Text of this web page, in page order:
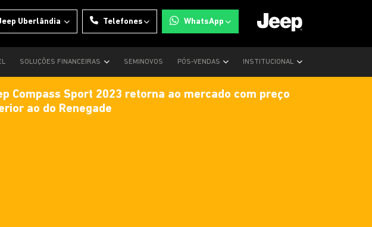
Uberlândia Telefones WhatsApp
SOLUÇÕES FINANCEIRAS SEMINOVOS PÓS-VENDAS INSTITUCIONAL
Compass Sport 2023 retorna ao mercado com preço
ao do Renegade